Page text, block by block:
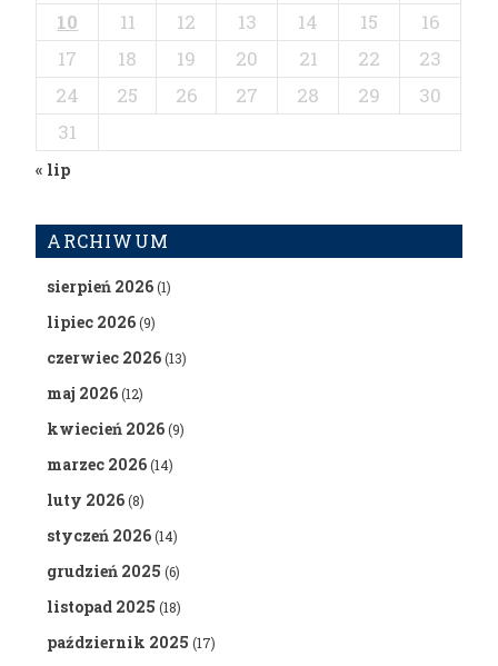
10
11 12 13 14 15
16
17
18 19 20 21 22
23
24
25 26 27 28 29
30
31
« lip
ARCHIWUM
sierpień 2026(1)
lipiec 2026(9)
czerwiec 2026(13)
maj 2026(12)
kwiecień 2026(9)
marzec 2026(14)
luty 2026(8)
styczeń 2026(14)
grudzień 2025 (6)
listopad 2025 (18)
październik 2025 (17)